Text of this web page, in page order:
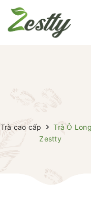
Trà cao cấp
Trà Ô
Zestty